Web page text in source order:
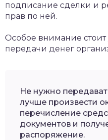
подписание сделки и
прав по ней.
Особое внимание стоит
передачи денег
Не нужно
лучше произвести
перечисление
документов и
распоряжение.